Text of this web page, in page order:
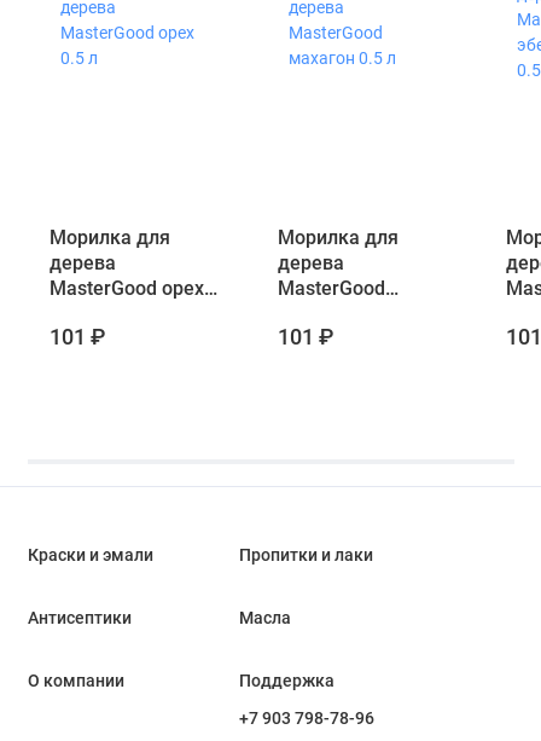
Морилка для
дерева
MasterGood орех
101 ₽
Морилка для
дерева
MasterGood
101 ₽
0.5
Краски и эмали Пропитки и лаки
Антисептики Масла
О компании
Поддержка
+7 903 798-78-96